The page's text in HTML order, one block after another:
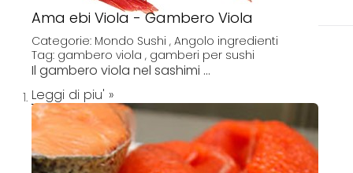
Ama ebi Viola - Gambero Viola
Categorie: Mondo Sushi , Angolo ingredienti
Tag: gambero viola , gamberi per sushi
Il gambero viola nel sashimi ...
Leggi di piu' »